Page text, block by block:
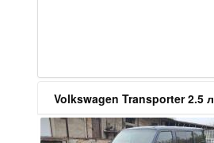
Volkswagen Transporter 2.5 л